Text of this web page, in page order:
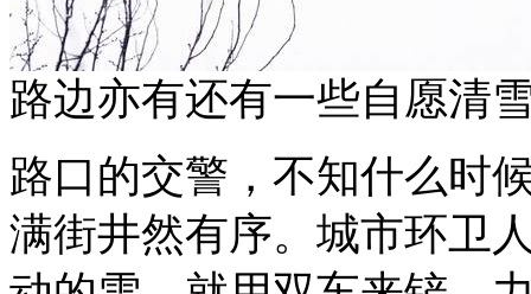
路边亦有还有一些自愿清
路口的交警，不知什么时
满街井然有序。城市环卫